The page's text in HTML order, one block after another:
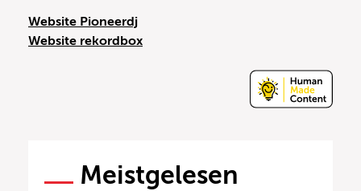
Website Pioneerdj
Website rekordbox
Meistgelesen